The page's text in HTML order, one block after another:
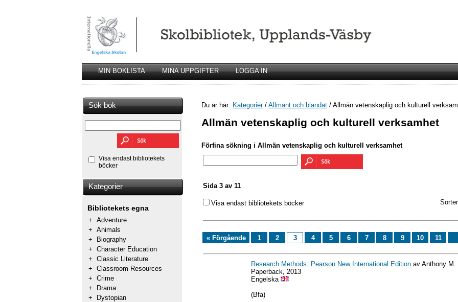
MIN BOKLISTA MINA UPPGIFTER LOGGA IN
Sök bok
Visa endast bibliotekets
böcker
Kategorier
Bibliotekets egna
+ Adventure
+ Animals
+
Biography
+ Character Education
+ Classic Literature
+ Classroom Resources
+ Crime
+
Drama
+
Dystopian
Du är här: Kategorier/ Allmänt och blandat / Allmän vetenskaplig och kulturell
Allmän vetenskaplig och kulturell verksamhet
Förfina sökning i Allmän vetenskaplig och kulturell verksamhet
Sida 3 av 11
Visa endast bibliotekets böcker
« Förgående 1 2 3 4 5 6 7 8 9 10 11
Research Methods: Pearson New International Edition av Anthony M.
Paperback, 2013
Engelska
(Bfa)